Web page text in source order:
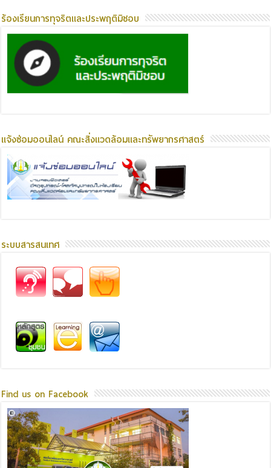
ร้องเรียนการทุจริตและประพฤติมิชอบ
แจ้งซ่อมออนไลน์ คณะสิ่งแวดล้อมและทรัพยากรศาสตร์
ระบบสารสนเทศ
Find us on Facebook